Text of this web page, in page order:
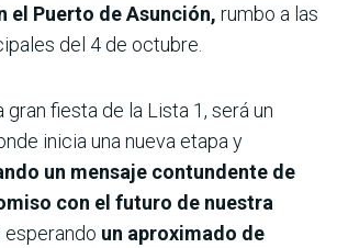
el Puerto de Asunción, rumbo a las
del 4 de octubre.
gran fiesta de la Lista 1, será un
inicia una nueva etapa y
un mensaje contundente de
con el futuro de nuestra
esperando un aproximado de